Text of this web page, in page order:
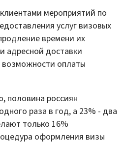
мероприятий по
услуг визовых
времени их
адресной доставки
возможности оплаты
половина россиян
раза в год, а 23% - два
только 16%
оформления визы